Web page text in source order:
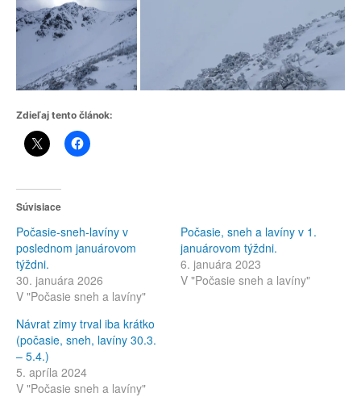
Zdieľaj tento článok:
Súvisiace
Počasie-sneh-lavíny v
poslednom januárovom
týždni.
30. januára 2026
V "Počasie sneh a lavíny"
Počasie, sneh a lavíny v 1.
januárovom týždni.
6. januára 2023
V "Počasie sneh a lavíny"
Návrat zimy trval iba krátko
(počasie, sneh, lavíny 30.3.
– 5.4.)
5. apríla 2024
V "Počasie sneh a lavíny"